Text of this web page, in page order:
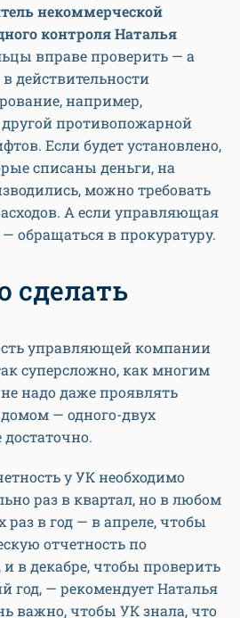
некоммерческой
контроля Наталья
вправе проверить — а
действительности
например,
противопожарной
Если будет установлено,
списаны деньги, на
можно требовать
А если управляющая
обращаться в прокуратуру.
сделать
управляющей компании
суперсложно, как многим
надо даже проявлять
— одного-двух
у УК необходимо
раз в квартал, но в любом
раз в год — в апреле, чтобы
отчетность по
в декабре, чтобы проверить
год, — рекомендует Наталья
важно, чтобы УК знала, что